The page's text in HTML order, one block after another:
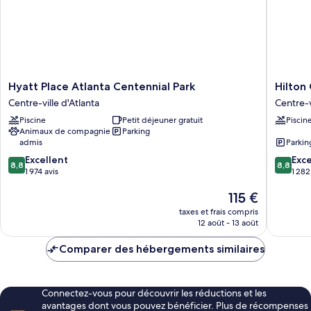
Hyatt
Place
Atlanta
Centennial
Park
Centre-
ville
d'Atlanta
Hyatt Place Atlanta Centennial Park
Centre-ville d'Atlanta
Piscine
Petit déjeuner gratuit
Animaux de compagnie
admis
Parking
8.8
sur
8,8 Excellent
1 974 avis
Le
nouveau
prix
de
115 €
taxes et frais compris
12 août - 13 août
Hilton
Garden
Inn
Atlanta
Centre-
ville
Hilton
Centre-
8.8
sur
8,8
1
Comparer des hébergements similaires
Connectez-vous pour découvrir les réductions et les
avantages dont vous pouvez bénéficier. Plus de récompenses